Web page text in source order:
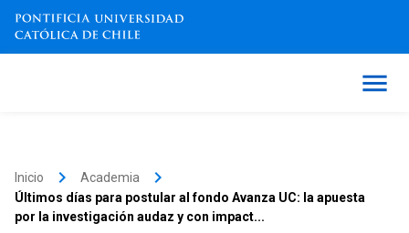
Inicio keyboard_arrow_right Academia keyboard_arrow_right
Últimos días para postular al fondo Avanza UC: la apuesta
por la investigación audaz y con impact...